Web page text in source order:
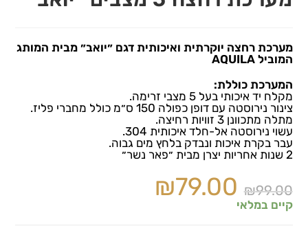
מערכת רחצה יוקרתית ואיכותית דגם ״יואב״ מבית המותג
המוביל AQUILA
המערכת כוללת:
מקלח יד איכותי בעל 5 מצבי זרימה.
צינור נירוסטה עם דופן כפולה 150 ס״מ כולל מחברי פליז.
מתלה מתכוונן 3 זוויות רחיצה.
עשוי נירוסטה אל-חלד איכותית 304.
עבר בקרת איכות ונבדק בלחץ מים גבוה.
2 שנות אחריות יצרן מבית ״פאר נשר״
₪99.00
₪79.00
קיים במלאי